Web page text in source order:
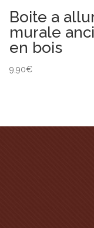
Boite a
murale
en bois
9,90€